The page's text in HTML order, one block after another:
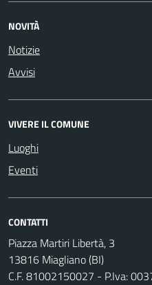
NOVITÀ
Notizie
Avvisi
VIVERE IL COMUNE
Luoghi
Eventi
CONTATTI
Piazza Martiri Libertà, 3
13816 Miagliano (BI)
C.F. 81002150027 - P.Iva: